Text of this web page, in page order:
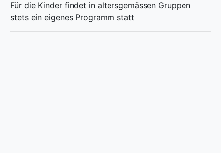
Für die Kinder findet in altersgemässen Gruppen
stets ein eigenes Programm statt